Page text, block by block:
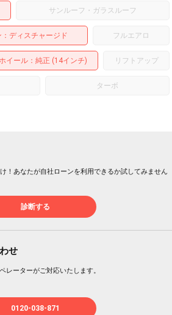
サンルーフ・ガラスルーフ
ディスチャージド フルエアロ
イール：純正 (14インチ) リフトアップ
ターボ
！あなたが自社ローンを利用できるか試してみません
診断する
せ
レーターがご対応いたします。
0120-038-871